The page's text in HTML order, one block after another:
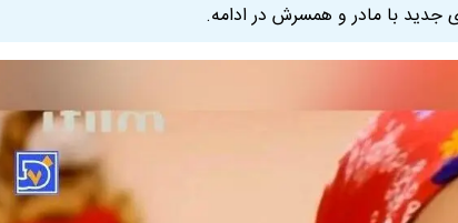
جدید با مادر و همسرش در ادامه.